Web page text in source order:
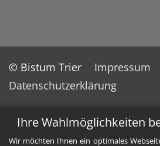
Ihre Wahlmöglichkeiten
Wir möchten Ihnen ein optimales
© Bistum Trier
Impressum
Datenschutzerklärung